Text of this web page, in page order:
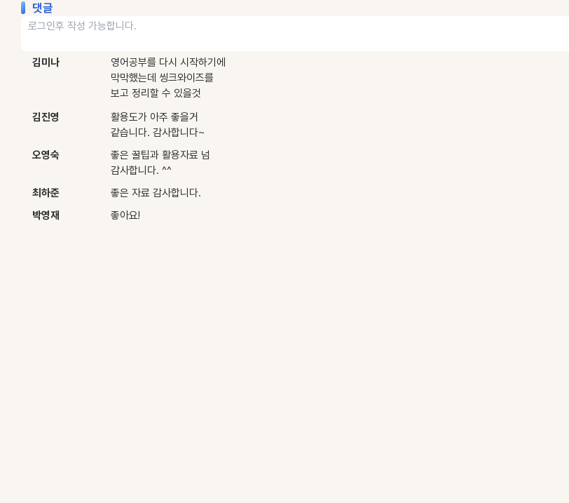
댓글
김미나
영어공부를 다시 시작하기에
막막했는데 씽크와이즈를
보고 정리할 수 있을것
김진영
활용도가 아주 좋을거
같습니다. 감사합니다~
오영숙
좋은 꿀팁과 활용자료 넘
감사합니다. ^^
최하준
좋은 자료 감사합니다.
박영재
좋아요!